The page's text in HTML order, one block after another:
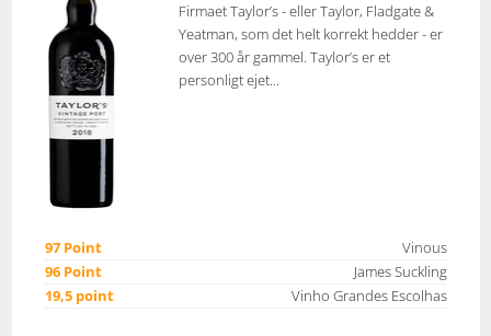
Firmaet Taylor’s - eller Taylor, Fladgate &
Yeatman, som det helt korrekt hedder - er
over 300 år gammel. Taylor’s er et
personligt ejet...
97 Point
Vinous
96 Point
James Suckling
19,5 point
Vinho Grandes Escolhas